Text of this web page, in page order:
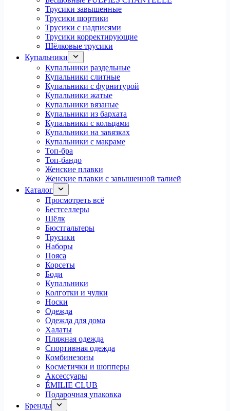
Трусики завышенные
Трусики шортики
Трусики с надписями
Трусики корректирующие
Шёлковые трусики
Купальники
Купальники раздельные
Купальники слитные
Купальники с фурнитурой
Купальники жатые
Купальники вязаные
Купальники из бархата
Купальники с кольцами
Купальники на завязках
Купальники с макраме
Топ-бра
Топ-бандо
Женские плавки
Женские плавки с завышенной талией
Каталог
Просмотреть всё
Бестселлеры
Шёлк
Бюстгальтеры
Трусики
Наборы
Пояса
Корсеты
Боди
Купальники
Колготки и чулки
Носки
Одежда
Одежда для дома
Халаты
Пляжная одежда
Спортивная одежда
Комбинезоны
Косметички и шопперы
Аксессуары
ÉMILIE CLUB
Подарочная упаковка
Бренды